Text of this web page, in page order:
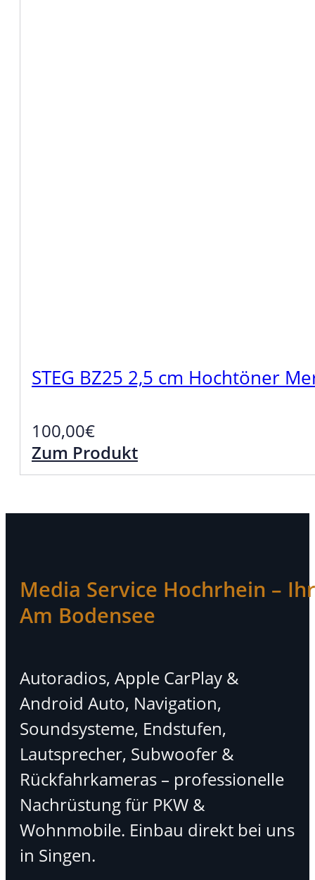
STEG BZ25 2,5 cm Hochtöner
100,00€
Zum Produkt
Media Service Hochrhein –
Am Bodensee
Autoradios, Apple CarPlay &
Android Auto, Navigation,
Soundsysteme, Endstufen,
Lautsprecher, Subwoofer &
Rückfahrkameras – professionelle
Nachrüstung für PKW &
Wohnmobile. Einbau direkt bei uns
in Singen.